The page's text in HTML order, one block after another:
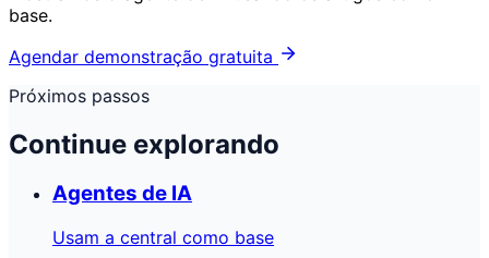
base.
Agendar demonstração gratuita
Próximos passos
Continue explorando
Agentes de IA
Usam a central como base